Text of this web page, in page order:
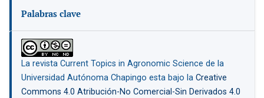
Palabras clave
La revista Current Topics in Agronomic Science de la
Universidad Autónoma Chapingo esta bajo la Creative
Commons 4.0 Atribución-No Comercial-Sin Derivados 4.0